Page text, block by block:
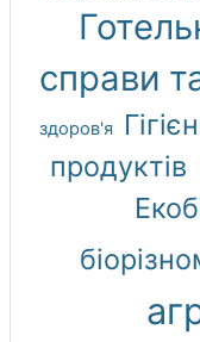
справи
здоров'я
продуктів